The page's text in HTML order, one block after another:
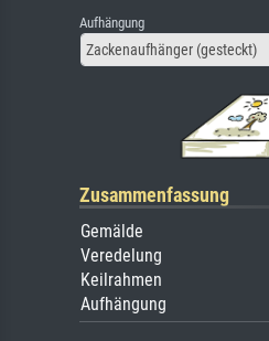
Aufhängung
Zackenaufhänger (gesteckt)
Zusammenfassung
Gemälde
Veredelung
Keilrahmen
Aufhängung